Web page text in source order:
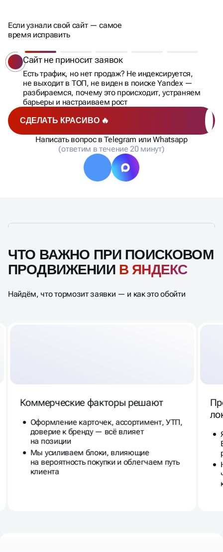
Если узнали свой сайт — самое
время исправить
СДЕЛАТЬ КРАСИВО 🔥
Написать вопрос в Telegram или Whatsapp
(ответим в течение 20 минут)
Сайт только запущен
Вы вложились в разработку и не хотите терять время
и деньги? Строим SEO в Яндекс с нуля:
техоптимизация, семантика, структура — всё по уму
ЧТО ВАЖНО ПРИ ПОИСКОВОМ
ПРОДВИЖЕНИИ В ЯНДЕКС
Найдём, что тормозит заявки — и как это обойти
Коммерческие факторы решают
Оформление карточек, ассортимент, УТП,
доверие к бренду — всё влияет
на позиции
Мы усиливаем блоки, влияющие
на вероятность покупки и облегчаем путь
клиента